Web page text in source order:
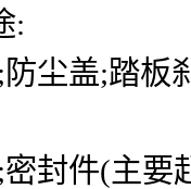
:
尘盖;踏板
封件(主